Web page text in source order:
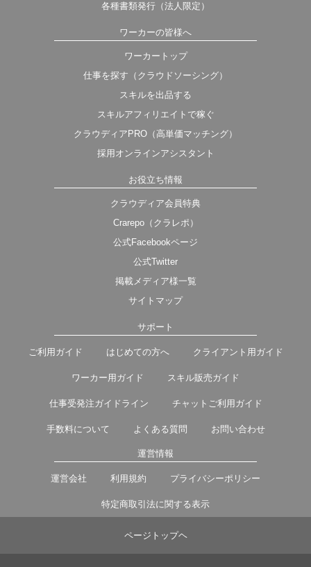
各種書類発行（法人限定）
ワーカーの皆様へ
ワーカートップ
仕事を探す（クラウドソーシング）
スキルを出品する
スキルアフィリエイトで稼ぐ
クラウディアPRO（高単価マッチング）
採用オンラインアシスタント
お役立ち情報
クラウディア会員特典
Crarepo（クラレポ）
公式Facebookページ
公式Twitter
掲載メディア様一覧
サイトマップ
サポート
ご利用ガイド はじめての方へ クライアント用ガイド
ワーカー用ガイド スキル販売ガイド
仕事受発注ガイドライン チャットご利用ガイド
手数料について よくある質問 お問い合わせ
運営情報
運営会社 利用規約 プライバシーポリシー
特定商取引法に関する表示
ページトップヘ